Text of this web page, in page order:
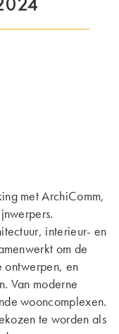
met ArchiComm,
interieur- en
om de
ontwerpen, en
Van moderne
wooncomplexen.
te worden als